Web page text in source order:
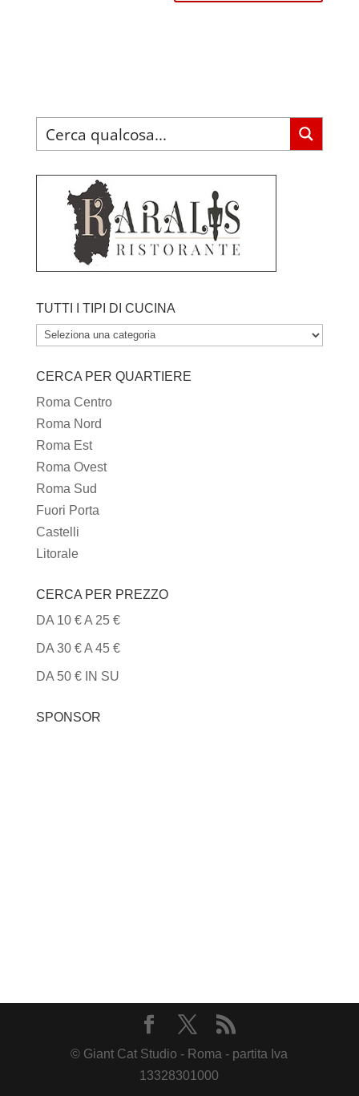
TUTTI I TIPI DI CUCINA
TUTTI
TIPI
DI
CUCINA
CERCA PER QUARTIERE
Roma Centro
Roma Nord
Roma Est
Roma Ovest
Roma Sud
Fuori Porta
Castelli
Litorale
CERCA PER PREZZO
DA 10 € A 25 €
DA 30 € A 45 €
DA 50 € IN SU
SPONSOR
© Giant Cat Studio - Roma - partita Iva
13328301000